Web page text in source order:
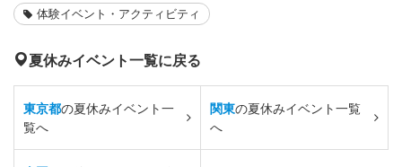
体験イベント・アクティビティ
夏休みイベント一覧に戻る
東京都の夏休みイベント一
覧へ
関東の夏休みイベント一覧
へ